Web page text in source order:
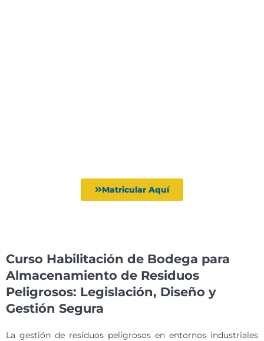
Matricular Aquí
Curso Habilitación de Bodega para
Almacenamiento de Residuos
Peligrosos: Legislación, Diseño y
Gestión Segura
La gestión de residuos peligrosos en entornos industriales